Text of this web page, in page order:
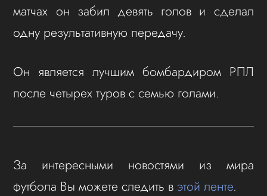
матчах он забил девять голов и сделал
одну результативную передачу.
Он является лучшим бомбардиром РПЛ
после четырех туров с семью голами.
За интересными новостями из мира
футбола Вы можете следить в этой ленте.